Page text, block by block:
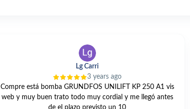
Lg Carri
3 years ago
Compre está bomba GRUNDFOS UNILIFT KP 250 A1 vis
web y muy buen trato todo muy cordial y me llegó antes